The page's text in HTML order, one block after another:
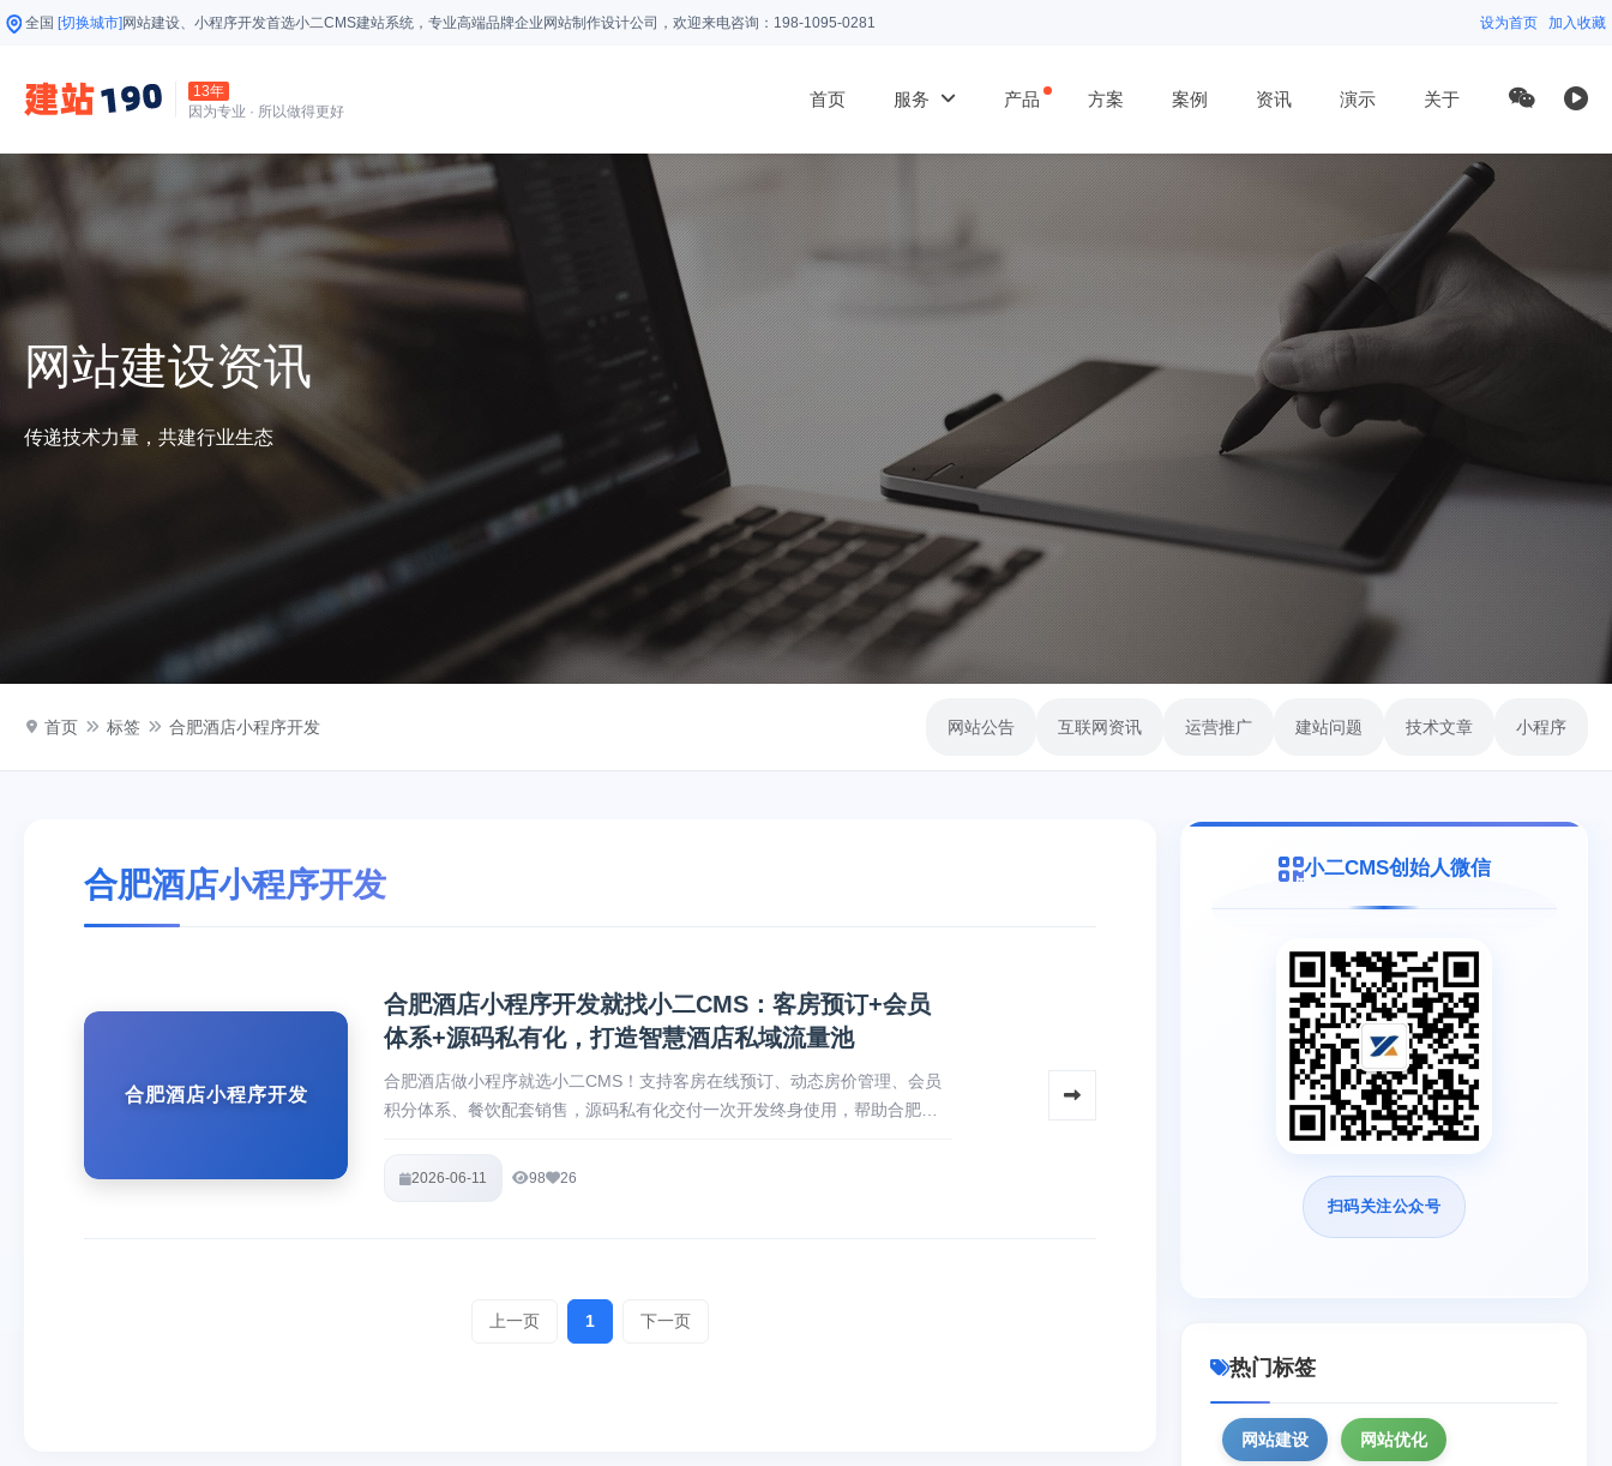
全国 [切换城市] 网站建设、小程序开发首选小二CMS建站系统，专业高端品牌企业网站制作设计公司，欢迎来电咨询： 198-1095-0281 设为首页 加入收藏
13年
因为专业 · 所以做得更好
首页 服务 产品 方案 案例 资讯 演示 关于
网站建设资讯
传递技术力量，共建行业生态
首页 标签 合肥酒店小程序开发 网站公告 互联网资讯 运营推广 建站问题 技术文章 小程序
合肥酒店小程序开发
合肥酒店小程序开发
合肥酒店小程序开发就找小二CMS：客房预订+会员
体系+源码私有化，打造智慧酒店私域流量池
合肥酒店做小程序就选小二CMS！支持客房在线预订、动态房价管理、会员
积分体系、餐饮配套销售，源码私有化交付一次开发终身使用，帮助合肥酒
2026-06-11 98 26
上一页 1 下一页
小二CMS创始人微信
扫码关注公众号
热门标签
网站建设 网站优化